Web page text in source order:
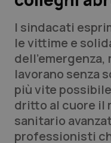
Lettere al direttore
Edizioni Regionali
QS Pro
Professionisti
I sindacati
le vittime e
lavorano senza
più vite
dritto al cuore il
sanitario
professionisti